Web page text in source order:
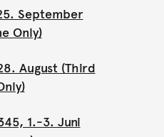
September
Only)
August (Third
1.-3. Juni